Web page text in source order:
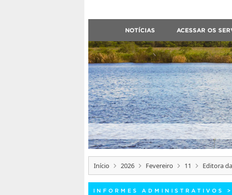
NOTÍCIAS ACESSAR OS
Início 2026 Fevereiro 11 Editora
INFORMES ADMINISTRATIVOS >